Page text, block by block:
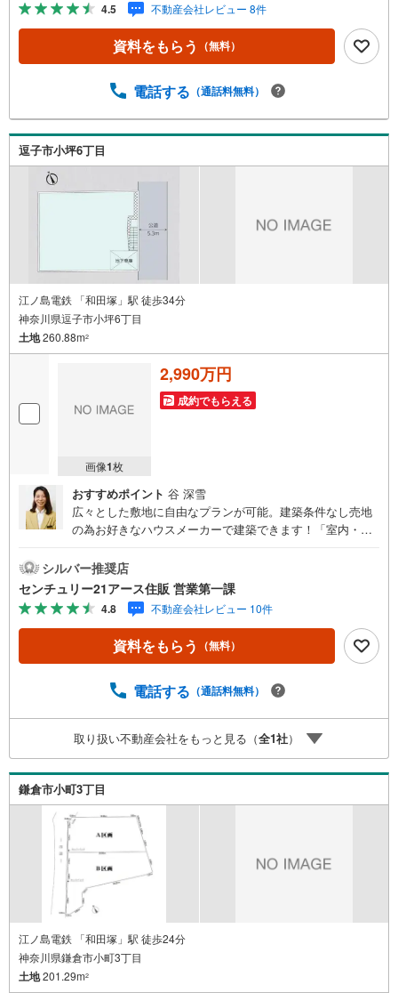
マイホームを！■ 住宅ローンのご相談承ります。■住まい選
びはフィーリングも大切です。現地の空気や雰囲気を感じ
てみましょう。営業スタッフまでお問合せくださいませ。■
ですが住まい選びはフィーリングも大切です。現地の空気
ですお客様のこだわりを聞かせてください！■ ご来店時に
はお車の無料提携駐車場ございます。詳しくは営業スタッ
フまでお問合せくださいませ！■周辺の教育施設やスーパ
ー、ドラックストア等の情報、災害情報等がわかる「物件
レポート」お渡します■他の物件と併せてご案内もOK-ご自
宅や指定場所から無料送迎もOK-当日見学もOKです!!
4.5 不動産会社レビュー 8件
資料をもらう （無料）
電話する （通話料無料）
逗子市小坪6丁目
江ノ島電鉄 「和田塚」駅 徒歩34分
神奈川県逗子市小坪6丁目
土地260.88m2
画像1枚
2,990万円
成約でもらえる
おすすめポイント 谷 深雪
広々とした敷地に自由なプランが可能。建築条件なし売地
の為お好きなハウスメーカーで建築できます！「室内・現
ーズになります。【センチュリー21アース住販のポイン
ト】◆センチュリオン獲得店舗◆全国約970店舗あるセンチ
ュリー21のお店。その中でも、アメリカ本部が設ける一定
基準を満たした、上位4％しか受賞できない賞。それが「セ
ンチュリオン」です。弊社はそのセンチュリオンを2002年
から欠かすことなく取り続けております。◆住宅ローン相
入の際に実際かかる諸費用の概算も行っております。人生
のアドバイスをさせて頂きます。◆優遇金利にこだわる◆
大きな金額を長期間で返済する住宅ローンは優遇金利が0.
1％変わるだけで、支払い総額に大きな変化が生じます。取
引の多い弊社は金融機関の特色、傾向、トレンドを熟知し
ておりますので、お客様のニーズにあった金融機関をご紹
介させて頂きます。
シルバー推奨店
センチュリー21アース住販 営業第一課
4.8 不動産会社レビュー 10件
資料をもらう （無料）
電話する （通話料無料）
取り扱い不動産会社をもっと見る（全1社）
鎌倉市小町3丁目
江ノ島電鉄 「和田塚」駅 徒歩24分
神奈川県鎌倉市小町3丁目
土地201.29m2